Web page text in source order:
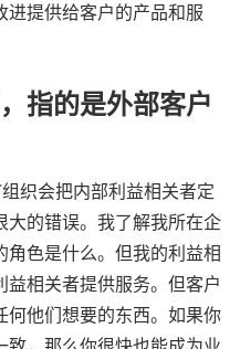
进提供给客户的产品和服
指的是外部客户
织会把内部利益相关者定
大的错误。我了解我所在企
角色是什么。但我的利益相
相关者提供服务。但客户
何他们想要的东西。如果你